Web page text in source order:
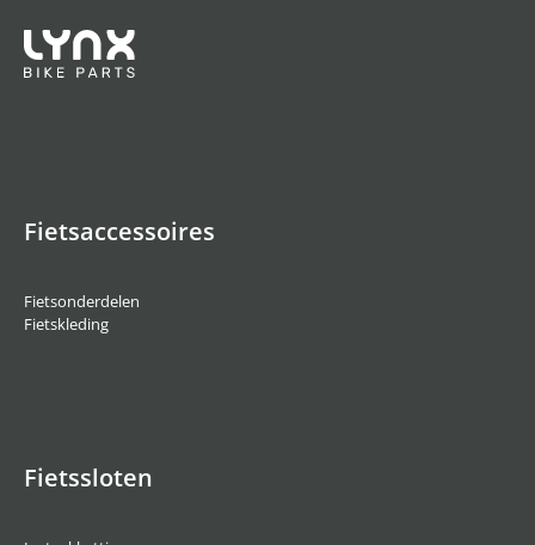
Fietsaccessoires
Fietsonderdelen
Fietskleding
Fietssloten